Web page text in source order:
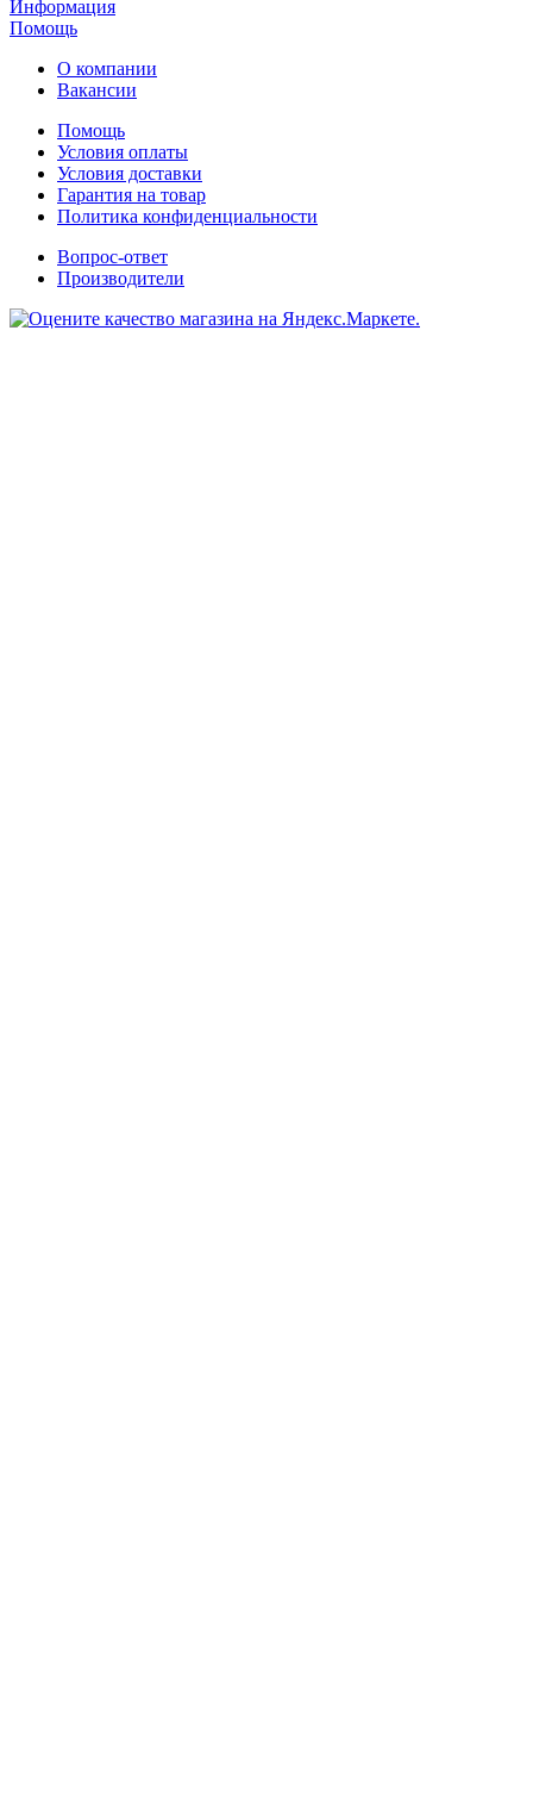
Информация
Помощь
О компании
Вакансии
Помощь
Условия оплаты
Условия доставки
Гарантия на товар
Политика конфиденциальности
Вопрос-ответ
Производители